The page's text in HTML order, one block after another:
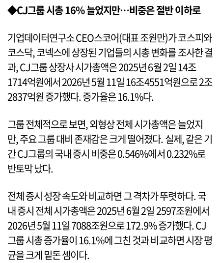
◆CJ그룹 시총 16% 늘었지만…비중은 절반 이하로
기업데이터연구소 CEO스코어(대표 조원만)가 코스피와
코스닥, 코넥스에 상장된 기업들의 시총 변화를 조사한 결
과, CJ그룹 상장사 시가총액은 2025년 6월 2일 14조
1714억원에서 2026년 5월 11일 16조4551억원으로 2조
2837억원 증가했다. 증가율은 16.1%다.
그룹 전체적으로 보면, 외형상 전체 시가총액은 늘었지
만, 주요 그룹 대비 존재감은 크게 떨어졌다. 실제, 같은 기
간 CJ그룹의 국내 증시 비중은 0.546%에서 0.232%로
반토막 났다.
전체 증시 성장 속도와 비교하면 그 격차가 뚜렷하다. 국
내 증시 전체 시가총액은 2025년 6월 2일 2597조원에서
2026년 5월 11일 7088조원으로 172.9% 증가했다. CJ
그룹 시총 증가율이 16.1%에 그친 것과 비교하면 시장 평
균을 크게 밑돈 셈이다.